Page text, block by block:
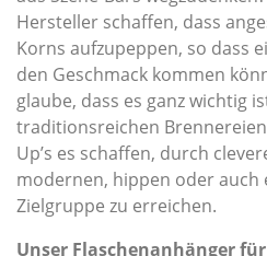
Hersteller schaffen, dass
Korns aufzupeppen, so dass
den Geschmack kommen
glaube, dass es ganz wichtig
traditionsreichen
Up’s es schaffen, durch
modernen, hippen oder
Zielgruppe zu erreichen.
Unser Flaschenanhänger